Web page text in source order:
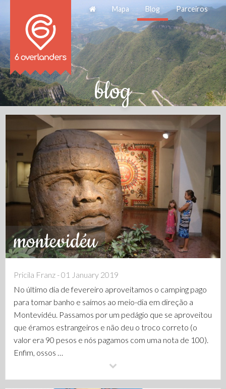
Mapa Blog Parceiros
blog
montevidéu
Pricila Franz - 01 January 2019
No último dia de fevereiro aproveitamos o camping pago
para tomar banho e saímos ao meio-dia em direção a
Montevidéu. Passamos por um pedágio que se aproveitou
que éramos estrangeiros e não deu o troco correto (o
valor era 90 pesos e nós pagamos com uma nota de 100).
Enfim, ossos …